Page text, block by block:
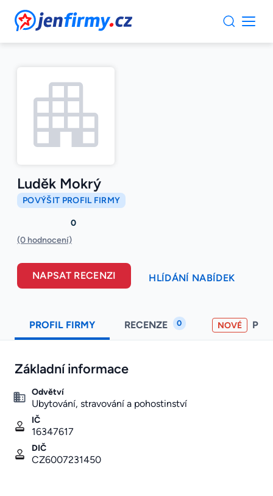
JenFirmy.cz
Luděk Mokrý
POVÝŠIT PROFIL FIRMY
0
(0 hodnocení)
NAPSAT RECENZI HLÍDÁNÍ NABÍDEK
PROFIL FIRMY RECENZE 0 NOVÉ
Základní informace
Odvětví
Ubytování, stravování a pohostinství
IČ
16347617
DIČ
CZ6007231450